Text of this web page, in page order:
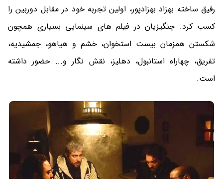
رفیق ساخته بهزاد بهزادپور، اولین تجربه خود در مقابل دوربین را
کسب کرد. چنگیزیان در فیلم های سینمایی بسیاری همچون
شکستن همزمان بیست استخوان، خشم و هیاهو، جمشیدیه،
تفریق، چهاراه استانبول، دهلیز، نقش نگار و... حضور داشته
است.